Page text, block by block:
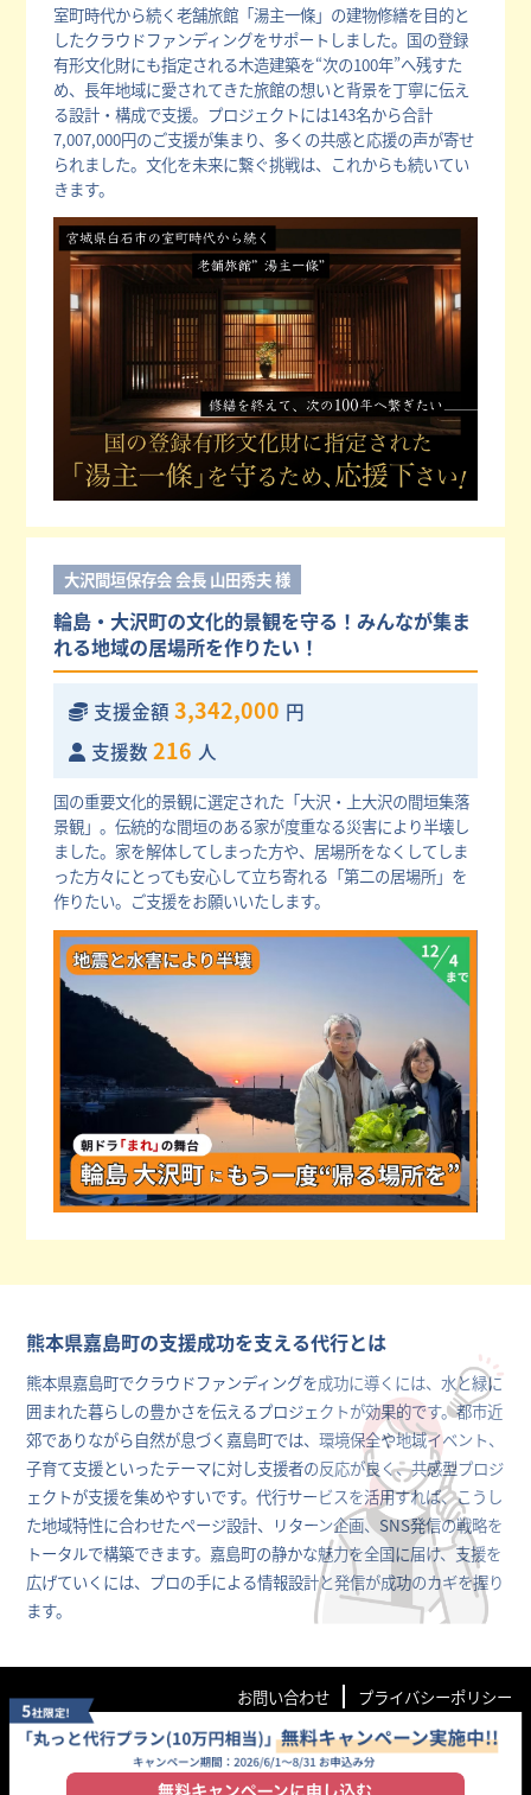
室町時代から続く老舗旅館「湯主一條」の建物修繕を目的と
したクラウドファンディングをサポートしました。国の登録
有形文化財にも指定される木造建築を“次の100年”へ残すた
め、長年地域に愛されてきた旅館の想いと背景を丁寧に伝え
る設計・構成で支援。プロジェクトには143名から合計
7,007,000円のご支援が集まり、多くの共感と応援の声が寄せ
られました。文化を未来に繋ぐ挑戦は、これからも続いてい
きます。
大沢間垣保存会 会長 山田秀夫 様
輪島・大沢町の文化的景観を守る！みんなが集ま
れる地域の居場所を作りたい！
支援金額 3,342,000 円
支援数 216 人
国の重要文化的景観に選定された「大沢・上大沢の間垣集落
景観」。伝統的な間垣のある家が度重なる災害により半壊し
ました。家を解体してしまった方や、居場所をなくしてしま
った方々にとっても安心して立ち寄れる「第二の居場所」を
作りたい。ご支援をお願いいたします。
熊本県嘉島町の支援成功を支える代行とは
熊本県嘉島町でクラウドファンディングを成功に導くには、水と緑に
囲まれた暮らしの豊かさを伝えるプロジェクトが効果的です。都市近
郊でありながら自然が息づく嘉島町では、環境保全や地域イベント、
子育て支援といったテーマに対し支援者の反応が良く、共感型プロジ
ェクトが支援を集めやすいです。代行サービスを活用すれば、こうし
た地域特性に合わせたページ設計、リターン企画、SNS発信の戦略を
トータルで構築できます。嘉島町の静かな魅力を全国に届け、支援を
広げていくには、プロの手による情報設計と発信が成功のカギを握り
ます。
お問い合わせ プライバシーポリシー